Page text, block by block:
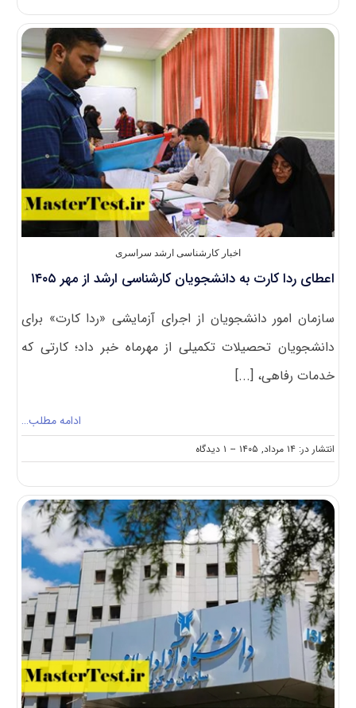
علوم
برای
جذب
دانشجوی
کارشناسی
ارشد
استاد
محور
اخبار کارشناسی ارشد سراسری
اعطای ردا کارت به دانشجویان کارشناسی ارشد از مهر ۱۴۰۵
سازمان امور دانشجویان از اجرای آزمایشی «ردا کارت» برای
دانشجویان تحصیلات تکمیلی از مهرماه خبر داد؛ کارتی که
خدمات رفاهی، [...]
ادامه مطلب…
انتشار در: ۱۴ مرداد, ۱۴۰۵ -- ۱ دیدگاه
on
اعطای
کارت
به
دانشجویان
کارشناسی
ارشد